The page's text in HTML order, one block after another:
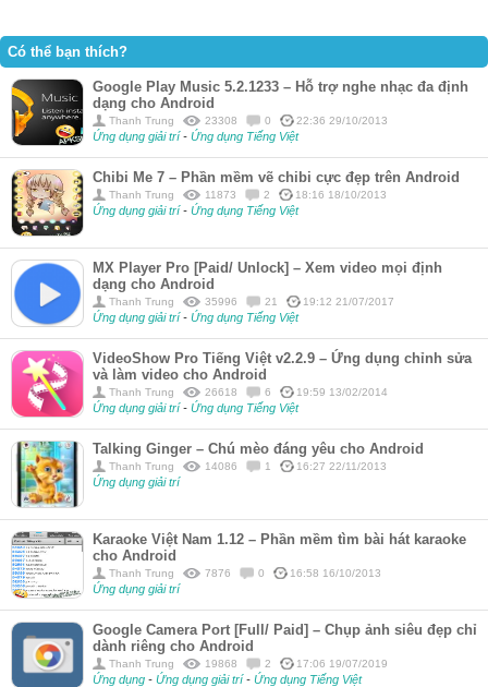
Có thể bạn thích?
Google Play Music 5.2.1233 – Hỗ trợ nghe nhạc đa định
dạng cho Android
Thanh Trung 23308 0 22:36 29/10/2013
Ứng dụng giải trí- Ứng dụng Tiếng Việt
Chibi Me 7 – Phần mềm vẽ chibi cực đẹp trên Android
Thanh Trung 11873 2 18:16 18/10/2013
Ứng dụng giải trí- Ứng dụng Tiếng Việt
MX Player Pro [Paid/ Unlock] – Xem video mọi định
dạng cho Android
Thanh Trung 35996 21 19:12 21/07/2017
Ứng dụng giải trí- Ứng dụng Tiếng Việt
VideoShow Pro Tiếng Việt v2.2.9 – Ứng dụng chỉnh sửa
và làm video cho Android
Thanh Trung 26618 6 19:59 13/02/2014
Ứng dụng giải trí- Ứng dụng Tiếng Việt
Talking Ginger – Chú mèo đáng yêu cho Android
Thanh Trung 14086 1 16:27 22/11/2013
Ứng dụng giải trí
Karaoke Việt Nam 1.12 – Phần mềm tìm bài hát karaoke
cho Android
Thanh Trung 7876 0 16:58 16/10/2013
Ứng dụng giải trí
Google Camera Port [Full/ Paid] – Chụp ảnh siêu đẹp chỉ
dành riêng cho Android
Thanh Trung 19868 2 17:06 19/07/2019
Ứng dụng - Ứng dụng giải trí- Ứng dụng Tiếng Việt